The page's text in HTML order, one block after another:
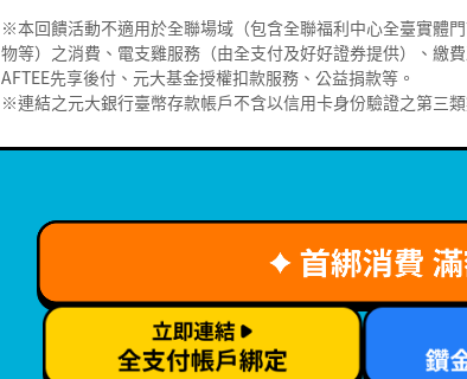
※本回饋活動不適用於全聯場域（包含全聯福利中心全臺實體
物等）之消費、電支雞服務（由全支付及好好證券提供）、繳
AFTEE先享後付、元大基金授權扣款服務、公益捐款等。
※連結之元大銀行臺幣存款帳戶不含以信用卡身份驗證之第三類